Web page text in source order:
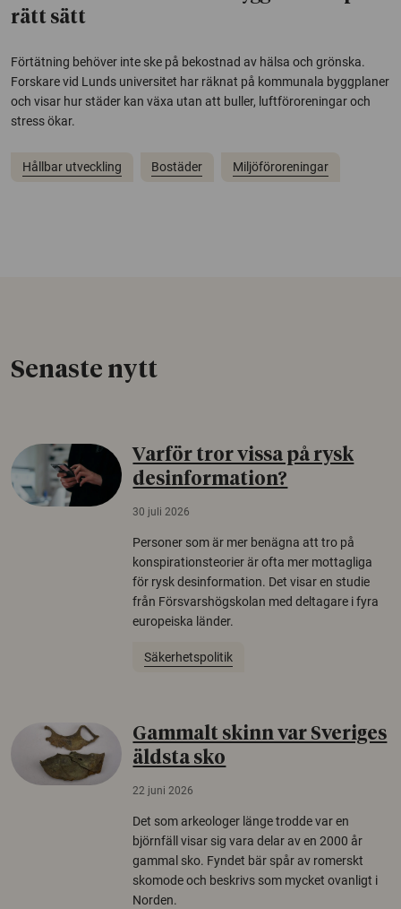
rätt sätt
Förtätning behöver inte ske på bekostnad av hälsa och grönska.
Forskare vid Lunds universitet har räknat på kommunala byggplaner
och visar hur städer kan växa utan att buller, luftföroreningar och
stress ökar.
Hållbar utveckling Bostäder Miljöföroreningar
Senaste nytt
Varför tror vissa på rysk
desinformation?
30 juli 2026
Personer som är mer benägna att tro på
konspirationsteorier är ofta mer mottagliga
för rysk desinformation. Det visar en studie
från Försvarshögskolan med deltagare i fyra
europeiska länder.
Säkerhetspolitik
Gammalt skinn var Sveriges
äldsta sko
22 juni 2026
Det som arkeologer länge trodde var en
björnfäll visar sig vara delar av en 2000 år
gammal sko. Fyndet bär spår av romerskt
skomode och beskrivs som mycket ovanligt i
Norden.